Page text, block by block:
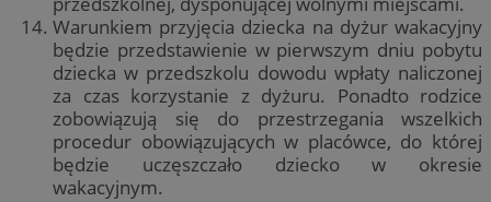
Warunkiem przyjęcia dziecka na dyżur wakacyjny
będzie przedstawienie w pierwszym dniu pobytu
dziecka w przedszkolu dowodu wpłaty naliczonej
za czas korzystanie z dyżuru. Ponadto rodzice
zobowiązują się do przestrzegania wszelkich
procedur obowiązujących w placówce, do której
będzie uczęszczało dziecko w okresie
wakacyjnym.